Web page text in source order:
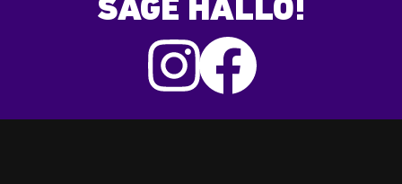
SAGE HALLO!